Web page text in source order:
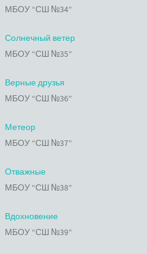
МБОУ “СШ №34”
Солнечный ветер
МБОУ “СШ №35”
Верные друзья
МБОУ “СШ №36”
Метеор
МБОУ “СШ №37”
Отважные
МБОУ “СШ №38”
Вдохновение
МБОУ “СШ №39”